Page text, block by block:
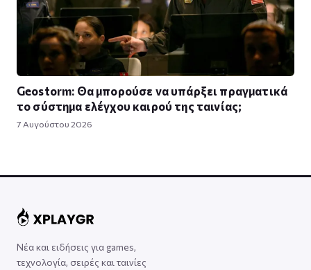
Geostorm: Θα μπορούσε να υπάρξει πραγματικά
το σύστημα ελέγχου καιρού της ταινίας;
7 Αυγούστου 2026
Νέα και ειδήσεις για games,
τεχνολογία, σειρές και ταινίες